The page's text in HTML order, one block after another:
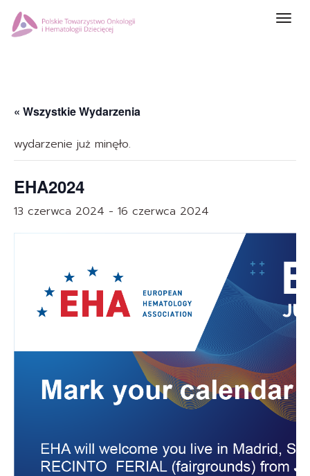
« Wszystkie Wydarzenia
wydarzenie już minęło.
EHA2024
13 czerwca 2024 - 16 czerwca 2024